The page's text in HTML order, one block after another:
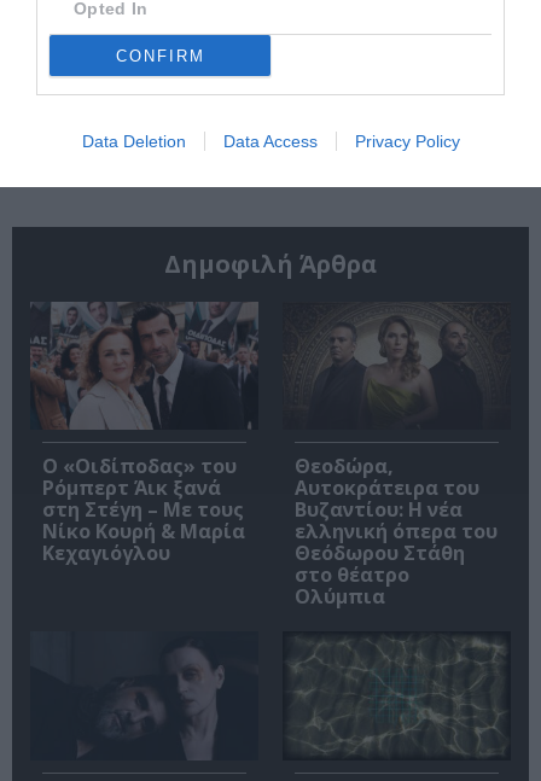
Opted In
CONFIRM
Data Deletion Data Access Privacy Policy
Η απίστευτη
ιστορία του
Σιλβέστερ Σταλόνε
στο “I Play Rocky”
(πρώτο τρέιλερ)
παίζει τσέλο στη
“Behemoth!” του
(teaser)
Δημοφιλή Άρθρα
O «Οιδίποδας» του
Ρόμπερτ Άικ ξανά
στη Στέγη – Με τους
Νίκο Κουρή & Μαρία
Κεχαγιόγλου
Θεοδώρα,
Αυτοκράτειρα του
Βυζαντίου: Η νέα
ελληνική όπερα του
Θεόδωρου Στάθη
στο θέατρο
Ολύμπια